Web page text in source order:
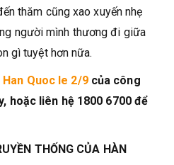
thăm cũng xao xuyến nhẹ
người mình thương đi giữa
gì tuyệt hơn nữa.
Quoc le 2/9của công
hoặc liên hệ 1800 6700 để
THỐNG CỦA HÀN